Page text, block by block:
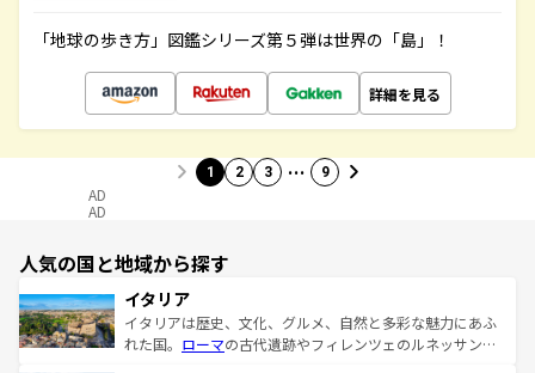
「地球の歩き方」図鑑シリーズ第５弾は世界の「島」！
詳細を見る
1 2 3 … 9
AD
AD
人気の国と地域から探す
イタリア
イタリアは歴史、文化、グルメ、自然と多彩な魅力にあふ
れた国。 ローマの古代遺跡やフィレンツェのルネッサンス